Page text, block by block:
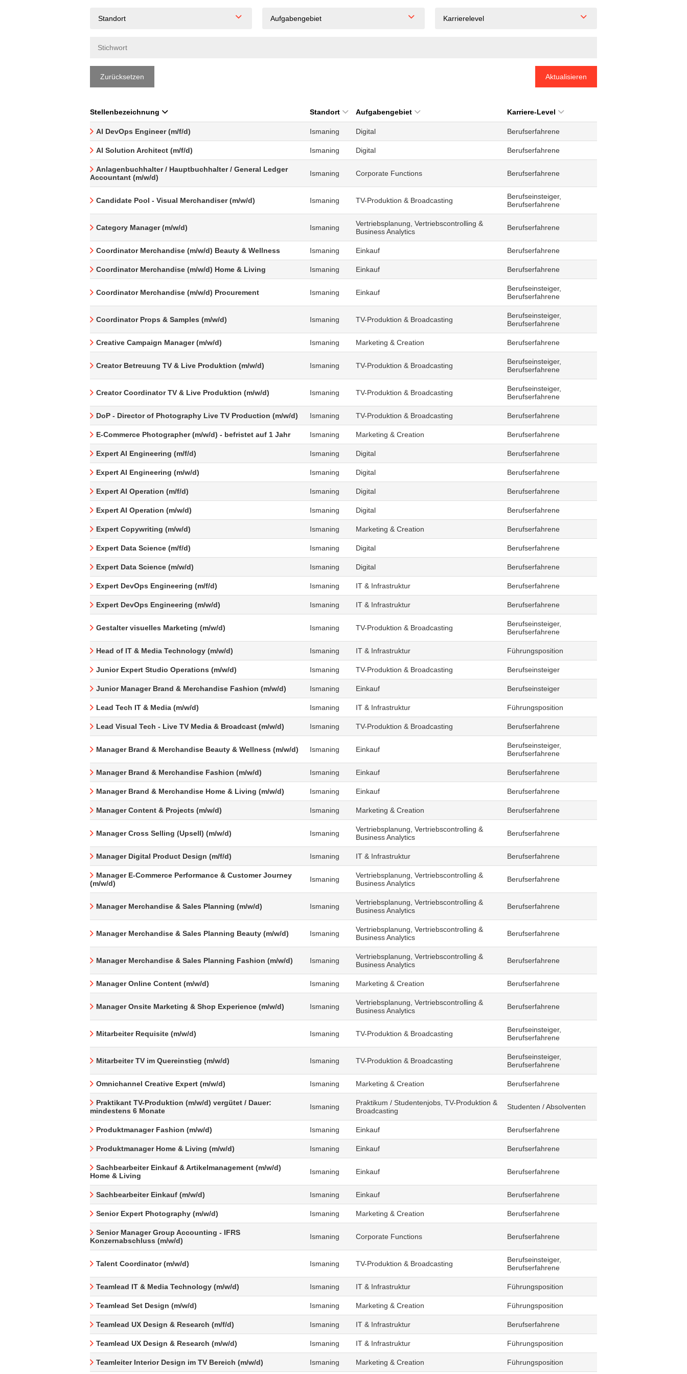
Standort Aufgabengebiet Karrierelevel
Zurücksetzen Aktualisieren
Stellenbezeichnung Standort Aufgabengebiet Karriere-Level
AI DevOps Engineer (m/f/d) Ismaning Digital Berufserfahrene
AI Solution Architect (m/f/d) Ismaning Digital Berufserfahrene
Anlagenbuchhalter / Hauptbuchhalter / General Ledger
Accountant (m/w/d)
Ismaning Corporate Functions Berufserfahrene
Candidate Pool - Visual Merchandiser (m/w/d) Ismaning TV-Produktion & Broadcasting
Berufseinsteiger,
Berufserfahrene
Category Manager (m/w/d) Ismaning
Vertriebsplanung, Vertriebscontrolling &
Business Analytics
Berufserfahrene
Coordinator Merchandise (m/w/d) Beauty & Wellness Ismaning Einkauf Berufserfahrene
Coordinator Merchandise (m/w/d) Home & Living Ismaning Einkauf Berufserfahrene
Coordinator Merchandise (m/w/d) Procurement Ismaning Einkauf
Berufseinsteiger,
Berufserfahrene
Coordinator Props & Samples (m/w/d) Ismaning TV-Produktion & Broadcasting
Berufseinsteiger,
Berufserfahrene
Creative Campaign Manager (m/w/d) Ismaning Marketing & Creation Berufserfahrene
Creator Betreuung TV & Live Produktion (m/w/d) Ismaning TV-Produktion & Broadcasting
Berufseinsteiger,
Berufserfahrene
Creator Coordinator TV & Live Produktion (m/w/d) Ismaning TV-Produktion & Broadcasting
Berufseinsteiger,
Berufserfahrene
DoP - Director of Photography Live TV Production (m/w/d) Ismaning TV-Produktion & Broadcasting Berufserfahrene
E-Commerce Photographer (m/w/d) - befristet auf 1 Jahr Ismaning Marketing & Creation Berufserfahrene
Expert AI Engineering (m/f/d) Ismaning Digital Berufserfahrene
Expert AI Engineering (m/w/d) Ismaning Digital Berufserfahrene
Expert AI Operation (m/f/d) Ismaning Digital Berufserfahrene
Expert AI Operation (m/w/d) Ismaning Digital Berufserfahrene
Expert Copywriting (m/w/d) Ismaning Marketing & Creation Berufserfahrene
Expert Data Science (m/f/d) Ismaning Digital Berufserfahrene
Expert Data Science (m/w/d) Ismaning Digital Berufserfahrene
Expert DevOps Engineering (m/f/d) Ismaning IT & Infrastruktur Berufserfahrene
Expert DevOps Engineering (m/w/d) Ismaning IT & Infrastruktur Berufserfahrene
Gestalter visuelles Marketing (m/w/d) Ismaning TV-Produktion & Broadcasting
Berufseinsteiger,
Berufserfahrene
Head of IT & Media Technology (m/w/d) Ismaning IT & Infrastruktur Führungsposition
Junior Expert Studio Operations (m/w/d) Ismaning TV-Produktion & Broadcasting Berufseinsteiger
Junior Manager Brand & Merchandise Fashion (m/w/d) Ismaning Einkauf Berufseinsteiger
Lead Tech IT & Media (m/w/d) Ismaning IT & Infrastruktur Führungsposition
Lead Visual Tech - Live TV Media & Broadcast (m/w/d) Ismaning TV-Produktion & Broadcasting Berufserfahrene
Manager Brand & Merchandise Beauty & Wellness (m/w/d) Ismaning Einkauf
Berufseinsteiger,
Berufserfahrene
Manager Brand & Merchandise Fashion (m/w/d) Ismaning Einkauf Berufserfahrene
Manager Brand & Merchandise Home & Living (m/w/d) Ismaning Einkauf Berufserfahrene
Manager Content & Projects (m/w/d) Ismaning Marketing & Creation Berufserfahrene
Manager Cross Selling (Upsell) (m/w/d) Ismaning
Vertriebsplanung, Vertriebscontrolling &
Business Analytics
Berufserfahrene
Manager Digital Product Design (m/f/d) Ismaning IT & Infrastruktur Berufserfahrene
Manager E-Commerce Performance & Customer Journey
(m/w/d)
Ismaning
Vertriebsplanung, Vertriebscontrolling &
Business Analytics
Berufserfahrene
Manager Merchandise & Sales Planning (m/w/d) Ismaning
Vertriebsplanung, Vertriebscontrolling &
Business Analytics
Berufserfahrene
Manager Merchandise & Sales Planning Beauty (m/w/d) Ismaning
Vertriebsplanung, Vertriebscontrolling &
Business Analytics
Berufserfahrene
Manager Merchandise & Sales Planning Fashion (m/w/d) Ismaning
Vertriebsplanung, Vertriebscontrolling &
Business Analytics
Berufserfahrene
Manager Online Content (m/w/d) Ismaning Marketing & Creation Berufserfahrene
Manager Onsite Marketing & Shop Experience (m/w/d) Ismaning
Vertriebsplanung, Vertriebscontrolling &
Business Analytics
Berufserfahrene
Mitarbeiter Requisite (m/w/d) Ismaning TV-Produktion & Broadcasting
Berufseinsteiger,
Berufserfahrene
Mitarbeiter TV im Quereinstieg (m/w/d) Ismaning TV-Produktion & Broadcasting
Berufseinsteiger,
Berufserfahrene
Omnichannel Creative Expert (m/w/d) Ismaning Marketing & Creation Berufserfahrene
Praktikant TV-Produktion (m/w/d) vergütet / Dauer:
mindestens 6 Monate
Ismaning
Praktikum / Studentenjobs, TV-Produktion &
Broadcasting
Studenten / Absolventen
Produktmanager Fashion (m/w/d) Ismaning Einkauf Berufserfahrene
Produktmanager Home & Living (m/w/d) Ismaning Einkauf Berufserfahrene
Sachbearbeiter Einkauf & Artikelmanagement (m/w/d)
Home & Living
Ismaning Einkauf Berufserfahrene
Sachbearbeiter Einkauf (m/w/d) Ismaning Einkauf Berufserfahrene
Senior Expert Photography (m/w/d) Ismaning Marketing & Creation Berufserfahrene
Senior Manager Group Accounting - IFRS
Konzernabschluss (m/w/d)
Ismaning Corporate Functions Berufserfahrene
Talent Coordinator (m/w/d) Ismaning TV-Produktion & Broadcasting
Berufseinsteiger,
Berufserfahrene
Teamlead IT & Media Technology (m/w/d) Ismaning IT & Infrastruktur Führungsposition
Teamlead Set Design (m/w/d) Ismaning Marketing & Creation Führungsposition
Teamlead UX Design & Research (m/f/d) Ismaning IT & Infrastruktur Berufserfahrene
Teamlead UX Design & Research (m/w/d) Ismaning IT & Infrastruktur Führungsposition
Teamleiter Interior Design im TV Bereich (m/w/d) Ismaning Marketing & Creation Führungsposition